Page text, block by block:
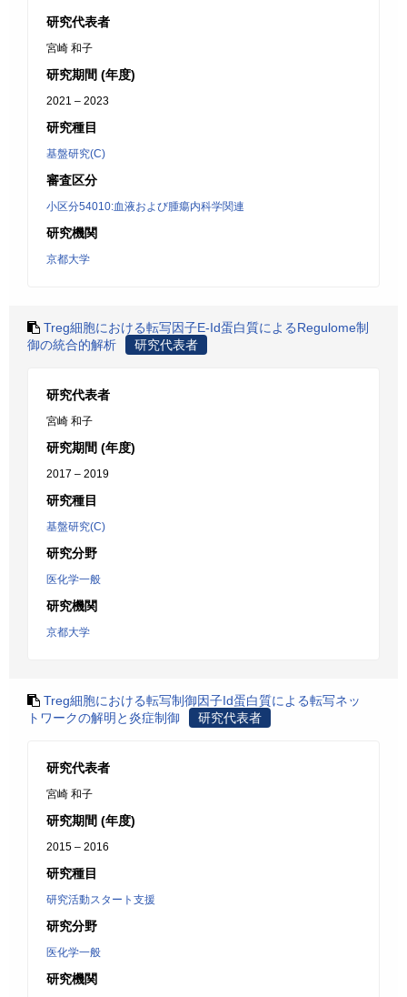
研究代表者
宮崎 和子
研究期間 (年度)
2021 – 2023
研究種目
基盤研究(C)
審査区分
小区分54010:血液および腫瘍内科学関連
研究機関
京都大学
Treg細胞における転写因子E-Id蛋白質によるRegulome制
御の統合的解析
研究代表者
研究代表者
宮崎 和子
研究期間 (年度)
2017 – 2019
研究種目
基盤研究(C)
研究分野
医化学一般
研究機関
京都大学
Treg細胞における転写制御因子Id蛋白質による転写ネッ
トワークの解明と炎症制御
研究代表者
研究代表者
宮崎 和子
研究期間 (年度)
2015 – 2016
研究種目
研究活動スタート支援
研究分野
医化学一般
研究機関